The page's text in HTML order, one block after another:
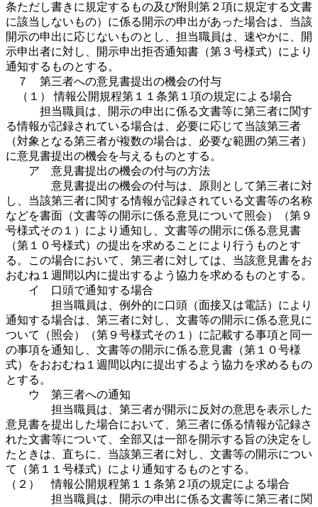
条ただし書きに規定するもの及び附則第２項に規定する文書
に該当しないもの）に係る開示の申出があった場合は、当該
開示の申出に応じないものとし、担当職員は、速やかに、開
示申出者に対し、開示申出拒否通知書（第３号様式）により
通知するものとする。
７ 第三者への意見書提出の機会の付与
（１） 情報公開規程第１１条第１項の規定による場合
担当職員は、開示の申出に係る文書等に第三者に関す
る情報が記録されている場合は、必要に応じて当該第三者
（対象となる第三者が複数の場合は、必要な範囲の第三者）
に意見書提出の機会を与えるものとする。
ア 意見書提出の機会の付与の方法
意見書提出の機会の付与は、原則として第三者に対
し、当該第三者に関する情報が記録されている文書等の名称
などを書面（文書等の開示に係る意見について照会）（第９
号様式その１）により通知し、文書等の開示に係る意見書
（第１０号様式）の提出を求めることにより行うものとす
る。この場合において、第三者に対しては、当該意見書をお
おむね１週間以内に提出するよう協力を求めるものとする。
イ 口頭で通知する場合
担当職員は、例外的に口頭（面接又は電話）により
通知する場合は、第三者に対し、文書等の開示に係る意見に
ついて（照会）（第９号様式その１）に記載する事項と同一
の事項を通知し、文書等の開示に係る意見書（第１０号様
式）をおおむね１週間以内に提出するよう協力を求めるもの
とする。
ウ 第三者への通知
担当職員は、第三者が開示に反対の意思を表示した
意見書を提出した場合において、第三者に係る情報が記録さ
れた文書等について、全部又は一部を開示する旨の決定をし
たときは、直ちに、当該第三者に対し、文書等の開示につい
て（第１１号様式）により通知するものとする。
（２） 情報公開規程第１１条第２項の規定による場合
担当職員は、開示の申出に係る文書等に第三者に関